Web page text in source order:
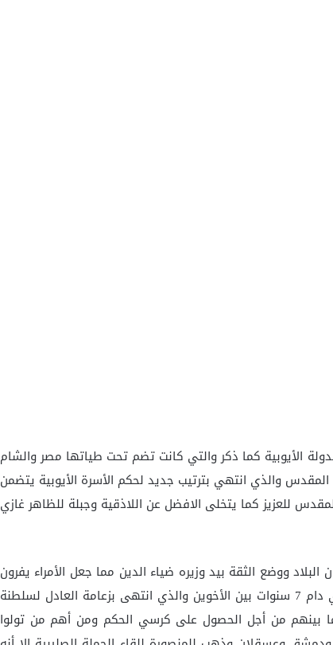
عام 589ه وبعد تقسيم الدولة الأيوبية كما ذكر والتي كانت تضم تحت طياتها مصر والشام
والذي انتهي بترتيب جديد لحكم الأسرة الأيوبية يتضمن
للعزيز كما يتخلى الافضل عن اللاذقية وجبلة للظاهر غازي
ووضع الثقة بيد وزيره ضياء الدين مما جعل الأمراء يفرون
لمصر ويلتفون حول الملك العزيز مما أدى إلى النزاع الذي دام 7 سنوات بين الأخوين والذي انتهى بزعامة العادل لسلطنة
بينهم من أجل الحصول على كرسي الحكم ومن أهم من تولوا